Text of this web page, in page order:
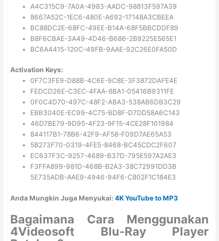
A4C315C9-7A0A-4983-AADC-98813F597A39
8667A52C-1EC6-480E-A692-17148A3CBEEA
BC88DC2E-68FC-49EE-B14A-68F5BBCDDF89
B8F6CBAE-3A49-4D46-B686-2B9225E565E1
BC6A4415-120C-49FB-9AAE-92C26E0FA50D
Activation Keys:
0F7C3FE9-D88B-4C6E-9C8E-3F3872DAFE4E
FEDCD26E-C3EC-4FAA-8BA1-05416B9311FE
0F0C4D70-497C-48F2-ABA3-538AB6DB3C29
EBB3040E-EC99-4C75-BD8F-D7DD58A6C143
46D7BE79-9D95-4F23-9F15-4CE28F101984
844117B1-78B6-42F9-AF58-F09D7AE65A53
5B273F70-0319-4FE5-8468-BC45CDC2F607
EC637F3C-9257-4689-B37D-795E597A2AE3
F3FFA899-981D-468B-B2A3-38C72991DD3B
5E735ADB-AAE9-4946-94F6-C802F1C184E3
Anda Mungkin Juga Menyukai:4K YouTube to MP3
Bagaimana Cara Menggunakan
4Videosoft Blu-Ray Player